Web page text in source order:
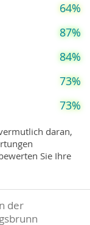
64%
87%
84%
73%
73%
daran,
Sie Ihre
der